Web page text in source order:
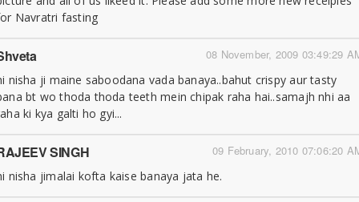
Navratri fasting
08 November, 2009 03:49:29
nisha ji maine saboodana vada banaya..bahut crispy aur tasty
bt wo thoda thoda teeth mein chipak raha hai..samajh nhi aa
ki kya galti ho gyi...
09 February, 2010 07:06:20
SINGH
nisha jimalai kofta kaise banaya jata he.